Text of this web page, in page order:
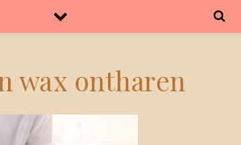
wax ontharen